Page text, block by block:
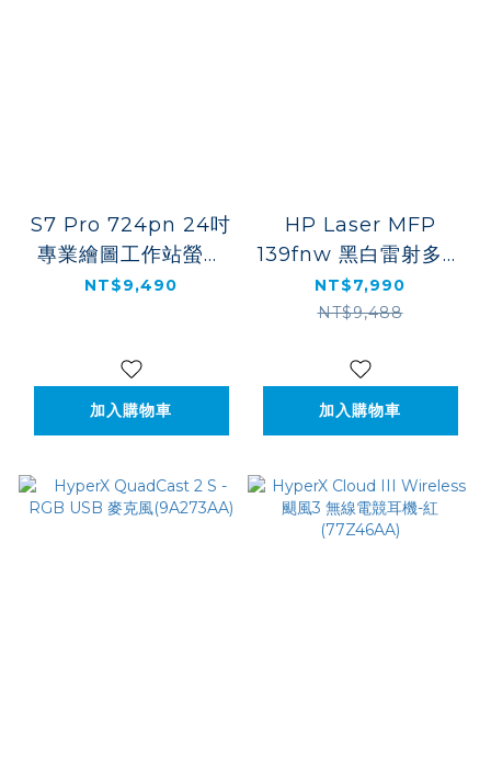
S7 Pro 724pn 24吋
專業繪圖工作站螢幕
(8X534AA)
NT$9,490
加入購物車
HP Laser MFP
139fnw 黑白雷射多功
事務機(A0NU1A)
NT$7,990
NT$9,488
加入購物車